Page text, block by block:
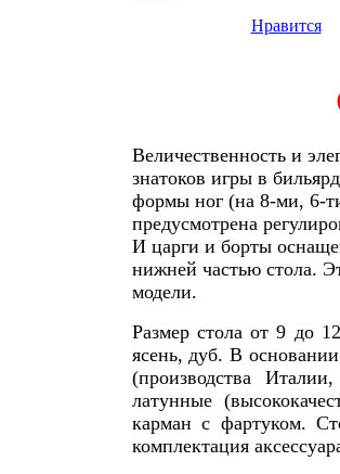
Нравится
Величественность и
знатоков игры в
формы ног (на 8-ми, 6-
предусмотрена
И царги и борты
нижней частью стола.
модели.
Размер стола от 9 до
ясень, дуб. В
(производства
латунные
карман с фартуком.
комплектация